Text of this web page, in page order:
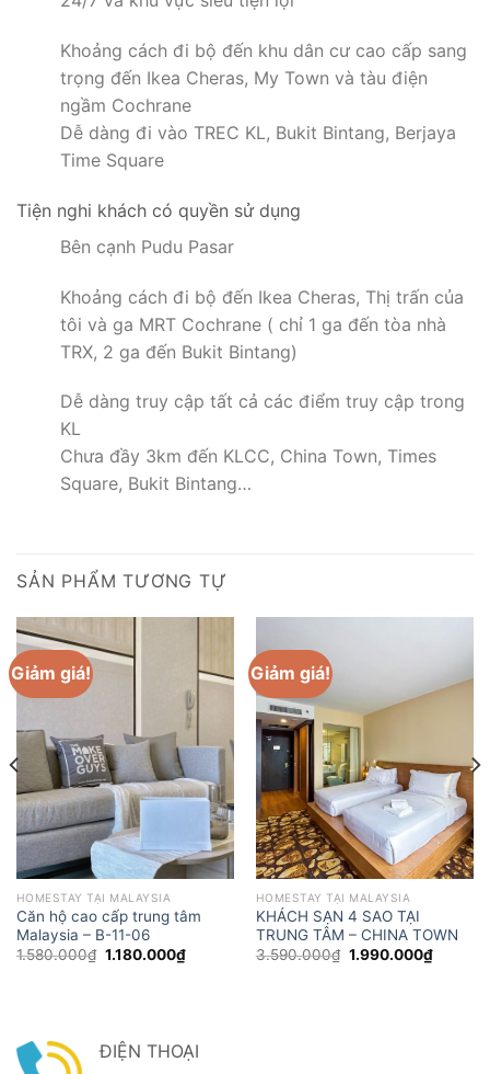
Khoảng cách đi bộ đến khu dân cư cao cấp sang
trọng đến Ikea Cheras, My Town và tàu điện
ngầm Cochrane
Dễ dàng đi vào TREC KL, Bukit Bintang, Berjaya
Time Square
Tiện nghi khách có quyền sử dụng
Bên cạnh Pudu Pasar
Khoảng cách đi bộ đến Ikea Cheras, Thị trấn của
tôi và ga MRT Cochrane ( chỉ 1 ga đến tòa nhà
TRX, 2 ga đến Bukit Bintang)
Dễ dàng truy cập tất cả các điểm truy cập trong
KL
Chưa đầy 3km đến KLCC, China Town, Times
Square, Bukit Bintang…
SẢN PHẨM TƯƠNG TỰ
Giảm giá!
HOMESTAY TẠI MALAYSIA
Căn hộ cao cấp trung tâm
Malaysia – B-11-06
1.580.000₫ Giá
1.180.000₫Giá
hiện
Giảm giá!
HOMESTAY TẠI MALAYSIA
KHÁCH SẠN 4 SAO TẠI
TRUNG TÂM – CHINA TOWN
3.590.000₫ Giá
1.990.000₫Giá
hiện
ĐIỆN THOẠI